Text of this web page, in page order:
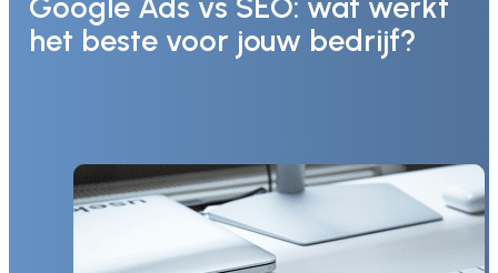
het beste voor jouw bedrijf?